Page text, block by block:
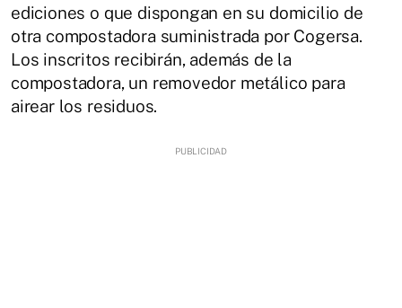
ediciones o que dispongan en su domicilio de
otra compostadora suministrada por Cogersa.
Los inscritos recibirán, además de la
compostadora, un removedor metálico para
airear los residuos.